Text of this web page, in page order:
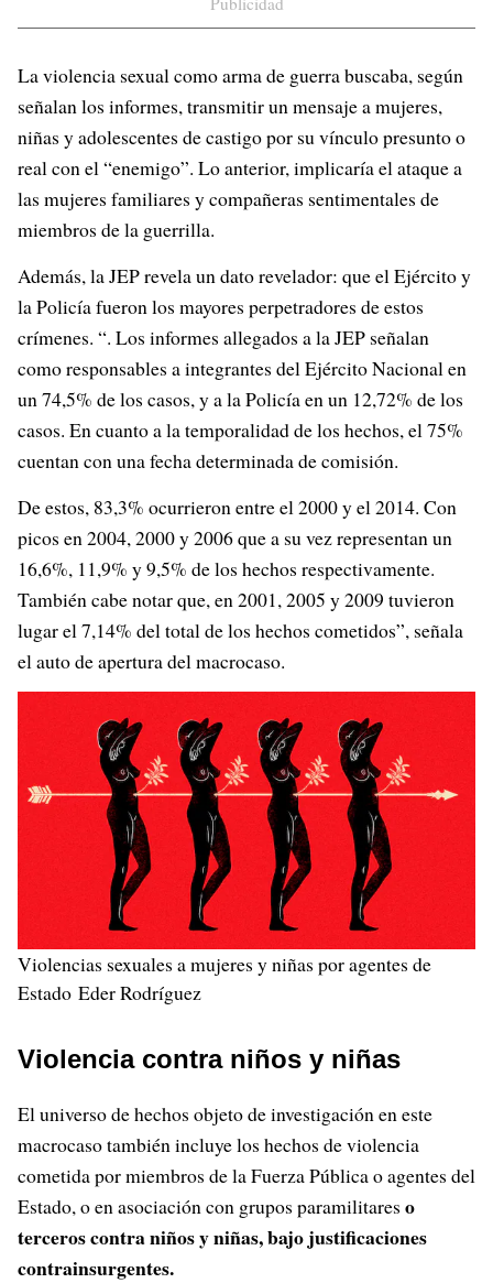
La violencia sexual como arma de guerra buscaba, según
señalan los informes, transmitir un mensaje a mujeres,
niñas y adolescentes de castigo por su vínculo presunto o
real con el “enemigo”. Lo anterior, implicaría el ataque a
las mujeres familiares y compañeras sentimentales de
miembros de la guerrilla.
Además, la JEP revela un dato revelador: que el Ejército y
la Policía fueron los mayores perpetradores de estos
crímenes. “. Los informes allegados a la JEP señalan
como responsables a integrantes del Ejército Nacional en
un 74,5% de los casos, y a la Policía en un 12,72% de los
casos. En cuanto a la temporalidad de los hechos, el 75%
cuentan con una fecha determinada de comisión.
De estos, 83,3% ocurrieron entre el 2000 y el 2014. Con
picos en 2004, 2000 y 2006 que a su vez representan un
16,6%, 11,9% y 9,5% de los hechos respectivamente.
También cabe notar que, en 2001, 2005 y 2009 tuvieron
lugar el 7,14% del total de los hechos cometidos”, señala
el auto de apertura del macrocaso.
Violencias sexuales a mujeres y niñas por agentes de
Estado Eder Rodríguez
Violencia contra niños y niñas
El universo de hechos objeto de investigación en este
macrocaso también incluye los hechos de violencia
cometida por miembros de la Fuerza Pública o agentes del
Estado, o en asociación con grupos paramilitares o
terceros contra niños y niñas, bajo justificaciones
contrainsurgentes.